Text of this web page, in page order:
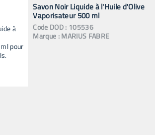
Savon Noir Liquide à l'Huile d'Olive
Vaporisateur 500 ml
Code DOD: 105536
Marque :MARIUS FABRE